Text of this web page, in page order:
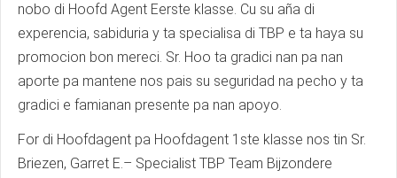
nobo di Hoofd Agent Eerste klasse. Cu su aña di
experencia, sabiduria y ta specialisa di TBP e ta haya su
promocion bon mereci. Sr. Hoo ta gradici nan pa nan
aporte pa mantene nos pais su seguridad na pecho y ta
gradici e famianan presente pa nan apoyo.
For di Hoofdagent pa Hoofdagent 1ste klasse nos tin Sr.
Briezen, Garret E.– Specialist TBP Team Bijzondere